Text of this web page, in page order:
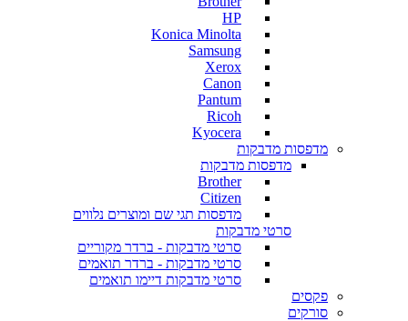
HP
Konica Minolta
Samsung
Xerox
Canon
Pantum
Ricoh
Kyocera
מדפסות מדבקות
מדפסות מדבקות
Brother
Citizen
מדפסות תגי שם ומוצרים נלווים
סרטי מדבקות
סרטי מדבקות - ברדר מקוריים
סרטי מדבקות - ברדר תואמים
סרטי מדבקות דיימו תואמים
פקסים
סורקים